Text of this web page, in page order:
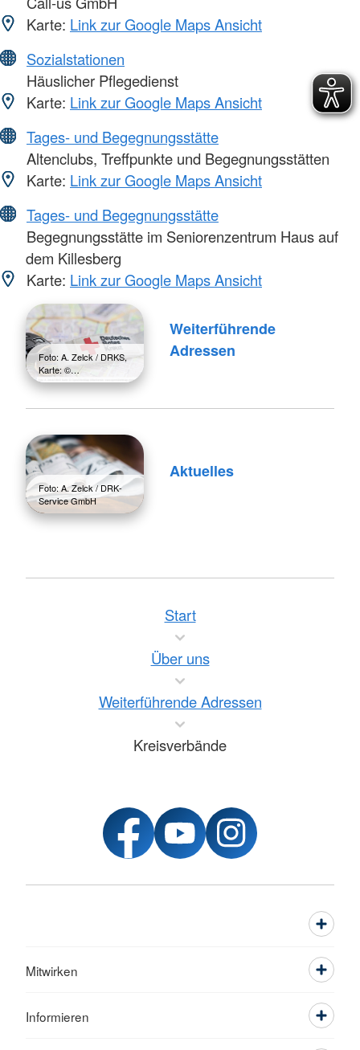
Karte: Link zur Google Maps Ansicht
Sozialstationen
Häuslicher Pflegedienst
Karte: Link zur Google Maps Ansicht
Tages- und Begegnungsstätte
Altenclubs, Treffpunkte und Begegnungsstätten
Karte: Link zur Google Maps Ansicht
Tages- und Begegnungsstätte
Begegnungsstätte im Seniorenzentrum Haus auf
dem Killesberg
Karte: Link zur Google Maps Ansicht
Foto: A. Zelck / DRKS,
Karte: ©…
Weiterführende
Adressen
Foto: A. Zelck / DRK-
Service GmbH
Aktuelles
Start
Über uns
Weiterführende Adressen
Kreisverbände
Mitwirken
Informieren